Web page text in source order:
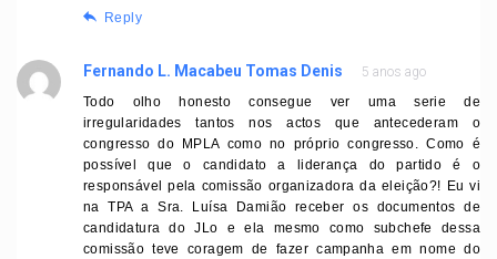
Reply
Fernando L. Macabeu Tomas Denis
5 anos ago
Todo olho honesto consegue ver uma serie de
irregularidades tantos nos actos que antecederam o
congresso do MPLA como no próprio congresso. Como é
possível que o candidato a liderança do partido é o
responsável pela comissão organizadora da eleição?! Eu vi
na TPA a Sra. Luísa Damião receber os documentos de
candidatura do JLo e ela mesmo como subchefe dessa
comissão teve coragem de fazer campanha em nome do